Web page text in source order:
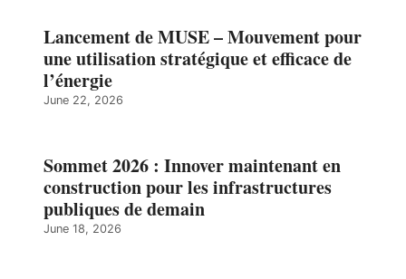
Lancement de MUSE – Mouvement pour
une utilisation stratégique et efficace de
l’énergie
June 22, 2026
Sommet 2026 : Innover maintenant en
construction pour les infrastructures
publiques de demain
June 18, 2026